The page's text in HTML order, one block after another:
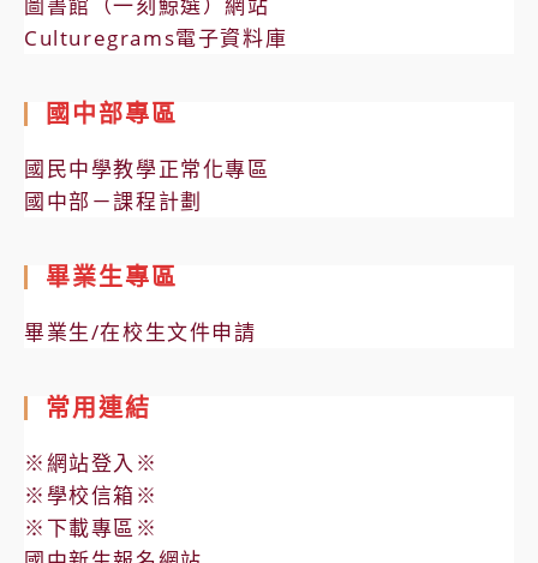
Culturegrams電子資料庫
國中部專區
國民中學教學正常化專區
國中部－課程計劃
畢業生專區
畢業生/在校生文件申請
常用連結
※網站登入※
※學校信箱※
※下載專區※